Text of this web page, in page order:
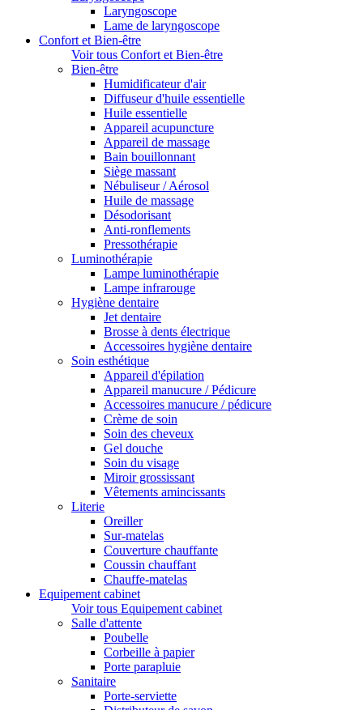
Laryngoscope
Lame de laryngoscope
Confort et Bien-être
Voir tous Confort et Bien-être
Bien-être
Humidificateur d'air
Diffuseur d'huile essentielle
Huile essentielle
Appareil acupuncture
Appareil de massage
Bain bouillonnant
Siège massant
Nébuliseur / Aérosol
Huile de massage
Désodorisant
Anti-ronflements
Pressothérapie
Luminothérapie
Lampe luminothérapie
Lampe infrarouge
Hygiène dentaire
Jet dentaire
Brosse à dents électrique
Accessoires hygiène dentaire
Soin esthétique
Appareil d'épilation
Appareil manucure / Pédicure
Accessoires manucure / pédicure
Crème de soin
Soin des cheveux
Gel douche
Soin du visage
Miroir grossissant
Vêtements amincissants
Literie
Oreiller
Sur-matelas
Couverture chauffante
Coussin chauffant
Chauffe-matelas
Equipement cabinet
Voir tous Equipement cabinet
Salle d'attente
Poubelle
Corbeille à papier
Porte parapluie
Sanitaire
Porte-serviette